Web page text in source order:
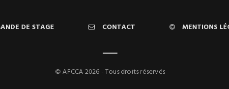
DE STAGE CONTACT MENTIONS
© AFCCA 2026 - Tous droits réservés